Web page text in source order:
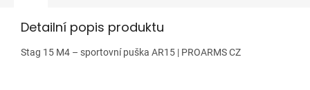
Detailní popis produktu
Stag 15 M4 – sportovní puška AR15 | PROARMS CZ